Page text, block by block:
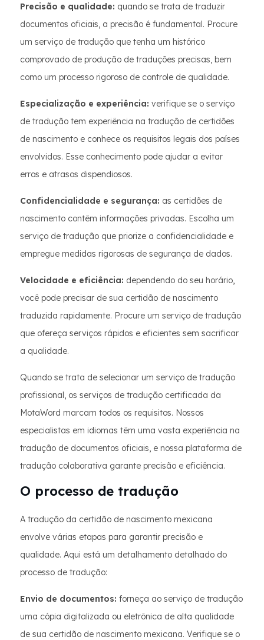
Precisão e qualidade: quando se trata de traduzir
documentos oficiais, a precisão é fundamental. Procure
um serviço de tradução que tenha um histórico
comprovado de produção de traduções precisas, bem
como um processo rigoroso de controle de qualidade.
Especialização e experiência: verifique se o serviço
de tradução tem experiência na tradução de certidões
de nascimento e conhece os requisitos legais dos países
envolvidos. Esse conhecimento pode ajudar a evitar
erros e atrasos dispendiosos.
Confidencialidade e segurança: as certidões de
nascimento contêm informações privadas. Escolha um
serviço de tradução que priorize a confidencialidade e
empregue medidas rigorosas de segurança de dados.
Velocidade e eficiência: dependendo do seu horário,
você pode precisar de sua certidão de nascimento
traduzida rapidamente. Procure um serviço de tradução
que ofereça serviços rápidos e eficientes sem sacrificar
a qualidade.
Quando se trata de selecionar um serviço de tradução
profissional, os serviços de tradução certificada da
MotaWord marcam todos os requisitos. Nossos
especialistas em idiomas têm uma vasta experiência na
tradução de documentos oficiais, e nossa plataforma de
tradução colaborativa garante precisão e eficiência.
O processo de tradução
A tradução da certidão de nascimento mexicana
envolve várias etapas para garantir precisão e
qualidade. Aqui está um detalhamento detalhado do
processo de tradução:
Envio de documentos: forneça ao serviço de tradução
uma cópia digitalizada ou eletrônica de alta qualidade
de sua certidão de nascimento mexicana. Verifique se o